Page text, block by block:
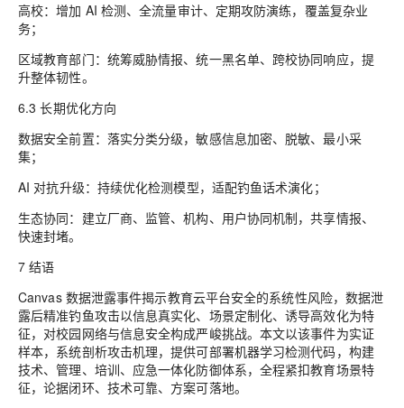
高校：增加 AI 检测、全流量审计、定期攻防演练，覆盖复杂业
务；
区域教育部门：统筹威胁情报、统一黑名单、跨校协同响应，提
升整体韧性。
6.3 长期优化方向
数据安全前置：落实分类分级，敏感信息加密、脱敏、最小采
集；
AI 对抗升级：持续优化检测模型，适配钓鱼话术演化；
生态协同：建立厂商、监管、机构、用户协同机制，共享情报、
快速封堵。
7 结语
Canvas 数据泄露事件揭示教育云平台安全的系统性风险，数据泄
露后精准钓鱼攻击以信息真实化、场景定制化、诱导高效化为特
征，对校园网络与信息安全构成严峻挑战。本文以该事件为实证
样本，系统剖析攻击机理，提供可部署机器学习检测代码，构建
技术、管理、培训、应急一体化防御体系，全程紧扣教育场景特
征，论据闭环、技术可靠、方案可落地。